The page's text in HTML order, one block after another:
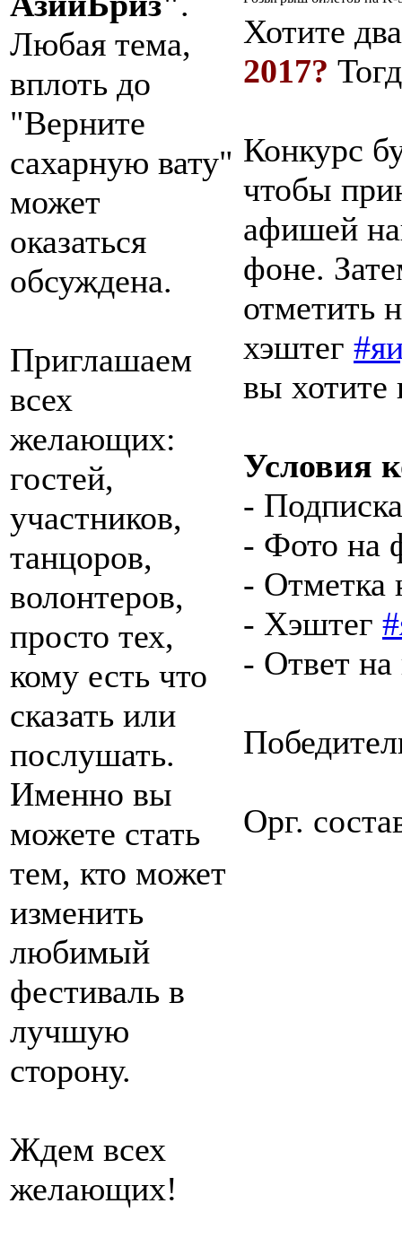
Любая тема,
вплоть до
"Верните
сахарную вату"
может
оказаться
обсуждена.
Приглашаем
всех
желающих:
гостей,
участников,
танцоров,
волонтеров,
просто тех,
кому есть что
сказать или
послушать.
Именно вы
можете стать
тем, кто может
изменить
любимый
фестиваль в
лучшую
сторону.
Ждем всех
желающих!
Хотите
2017?
Конкурс
чтобы
афишей
фоне.
отметить
хэштег
вы хотите
Условия
-
- Фото на
- Отметка
- Хэштег
- Ответ на
Орг.